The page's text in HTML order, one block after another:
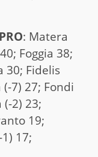
: Matera
Foggia 38;
30; Fidelis
7) 27; Fondi
2) 23;
19;
17;